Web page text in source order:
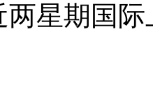
星期国